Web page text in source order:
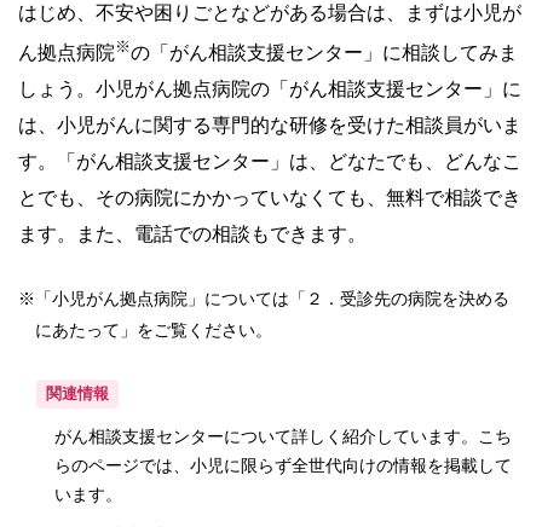
はじめ、不安や困りごとなどがある場合は、まずは小児が
ん拠点病院 ※の「がん相談支援センター」に相談してみま
しょう。小児がん拠点病院の「がん相談支援センター」に
は、小児がんに関する専門的な研修を受けた相談員がいま
す。「がん相談支援センター」は、どなたでも、どんなこ
とでも、その病院にかかっていなくても、無料で相談でき
ます。また、電話での相談もできます。
※
「小児がん拠点病院」については「２．受診先の病院を決める
にあたって」をご覧ください。
関連情報
がん相談支援センターについて詳しく紹介しています。こち
らのページでは、小児に限らず全世代向けの情報を掲載して
います。